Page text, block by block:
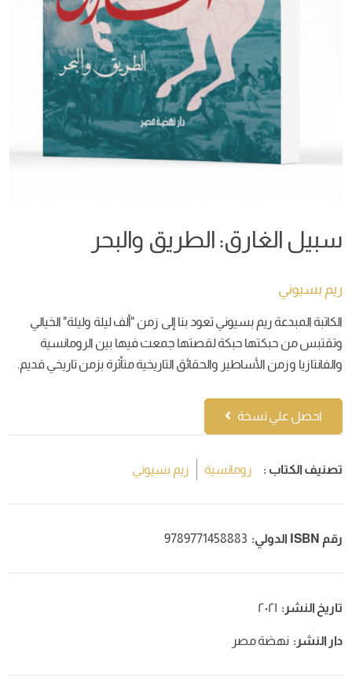
سبيل الغارق: الطريق والبحر‬
ريم بسيوني
الكاتبة المبدعة ريم بسيوني تعود بنا إلى زمن "ألف ليلة وليلة" الخيالي
وتقتبس من حبكتها حبكة لقصتها جمعت فيها بين الرومانسية
والفانتازيا وزمن الأساطير والحقائق التاريخية متأثرة بزمن تاريخي قديم.
احصل علي نسخة
تصنيف الكتاب : رومانسية ريم بسيوني
رقم ISBN الدولي: 9789771458883
تاريخ النشر: ٢٠٢١
دار النشر: نهضة مصر